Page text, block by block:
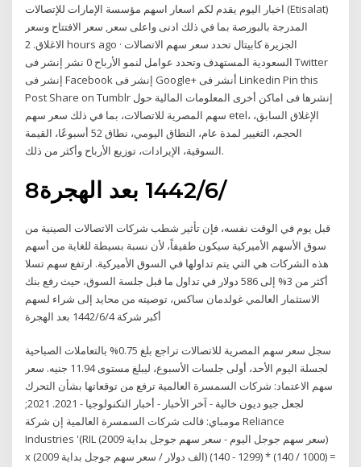
اخبار اليوم يقدم لكم اسعار اسهم مؤسسة الإمارات للإتصالات (Etisalat)
المدرجة بالبورصة بما في ذلك ادنى واعلى سعر, سعر الافتتاح وسعر
الاغلاق. 2 hours ago · الجزيرة كابيتال تحدد سعر سهم الاتصالات
السعودية المستهدف وتحدد عوامل لنمو الأرباح 0 نشر إنشر فى Twitter
إنشر فى Facebook إنشر فى Google+ أنشر فى Linkedin Pin this
Post Share on Tumblr إنشرها فى اماكن أخرى المعلومات المالية حول
سهم المصرية للاتصالات، بما في ذلك سعر سهم etel، الإغلاق السابق،
الحجم، التغيير لمدة عام، النطاق اليومي، نطاق 52 أسبوعًا، القيمة
السوقية، الإيرادات، توزيع الأرباح وأكثر من ذلك.
8‏‏/6‏‏/1442 بعد الهجرة
قبل يوم في الوقت نفسه، فإن تأثير شطب شركات الاتصالات الصينية من
سوق الأسهم الأميركية سيكون طفيفاً، لأن نسبة بسيطة للغاية من أسهم
هذه الشركات هي التي يتم تداولها في السوق الأميركية. ارتفع سهم تسلا
أكثر من 3% إلى 586 دولار في تداول ما قبل جلسة السوق، حيث رفع بنك
الاستثمار العالمي غولدمان ساكس، توصيته من محايد إلى شراء لسهم
أكبر شركة 4‏‏/6‏‏/1442 بعد الهجرة
سجل سعر سهم المصرية للاتصالات تراجع بلغ 0.75% بالتعاملات الصباحية
لجسلة اليوم الأحد، أولى جلسات الأسبوع، ليبلغ مستوى 11.94 جنيه. سعر
سهم الاعتماد: شركات السمسرة العالمية ترفع من توقعاتها بشأن التحرك
لجعل جيو ديون خالية - آخر الأخبار - أخبار التكنولوجيا - 2021. 2021;
مومباي: قالت شركات السمسرة العالمية إن شركة Reliance
Industries '(RIL (سعر سهم جوجل اليوم - سعر سهم جوجل بداية 2009)
x (الف دولار / سعر سهم جوجل بداية 2009) (1299 - 140) * (1000 / 140) =